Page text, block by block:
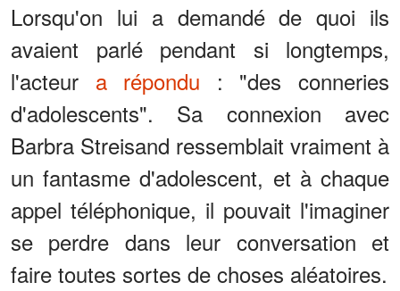
Lorsqu'on lui a demandé de quoi ils
avaient parlé pendant si longtemps,
l'acteur a répondu : "des conneries
d'adolescents". Sa connexion avec
Barbra Streisand ressemblait vraiment à
un fantasme d'adolescent, et à chaque
appel téléphonique, il pouvait l'imaginer
se perdre dans leur conversation et
faire toutes sortes de choses aléatoires.